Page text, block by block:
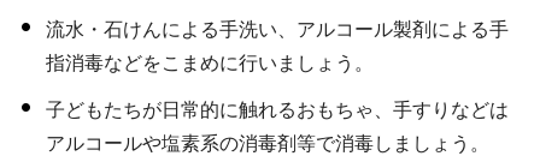
流水・石けんによる手洗い、アルコール製剤による手
指消毒などをこまめに行いましょう。
子どもたちが日常的に触れるおもちゃ、手すりなどは
アルコールや塩素系の消毒剤等で消毒しましょう。